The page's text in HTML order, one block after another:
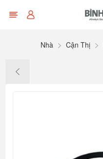
Nhà Cận Thị